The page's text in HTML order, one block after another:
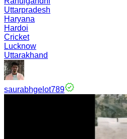
Uttarpradesh
Haryana
Hardoi
Cricket
Lucknow
Uttarakhand
saurabhgelot789